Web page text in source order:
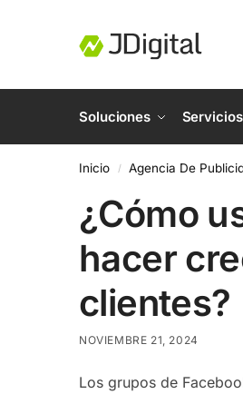
Soluciones Servicios
Inicio / Agencia De
¿Cómo
hacer
clientes?
NOVIEMBRE 21, 2024
Los grupos de